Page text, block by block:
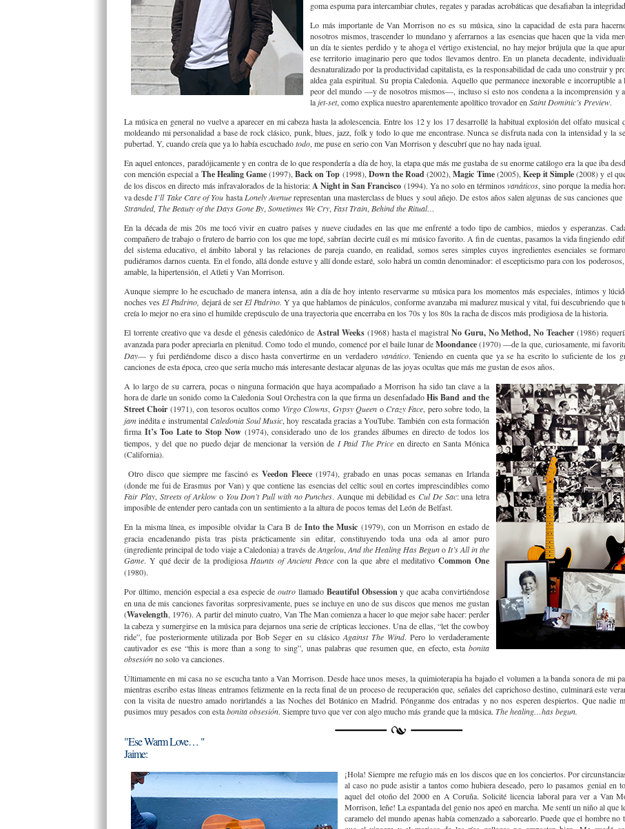
goma espuma para intercambiar chutes, regates y paradas acrobáticas que desafiaban la
Lo más importante de Van Morrison no es su música, sino la capacidad de esta para
nosotros mismos, trascender lo mundano y aferrarnos a las esencias que hacen que la vida
un día te sientes perdido y te ahoga el vértigo existencial, no hay mejor brújula que la que
ese territorio imaginario pero que todos llevamos dentro. En un planeta decadente,
desnaturalizado por la productividad capitalista, es la responsabilidad de cada uno construir y
aldea gala espiritual. Su propia Caledonia. Aquello que permanece inexorable e incorruptible
peor del mundo —y de nosotros mismos—, incluso si esto nos condena a la incomprensión y
la jet-set, como explica nuestro aparentemente apolítico trovador en Saint Dominic’s Preview.
La música en general no vuelve a aparecer en mi cabeza hasta la adolescencia. Entre los 12 y los 17 desarrollé la habitual explosión del olfato musical
moldeando mi personalidad a base de rock clásico, punk, blues, jazz, folk y todo lo que me encontrase. Nunca se disfruta nada con la intensidad y la
pubertad. Y, cuando creía que ya lo había escuchadotodo, me puse en serio con Van Morrison y descubrí que no hay nada igual.
En aquel entonces, paradójicamente y en contra de lo que respondería a día de hoy, la etapa que más me gustaba de su enorme catálogo era la que iba
con mención especial a The Healing Game(1997),Back on Top (1998), Down the Road(2002),Magic Time(2005), Keep it Simple(2008) y el
de los discos en directo más infravalorados de la historia:A Night in San Francisco (1994). Ya no solo en términosvanáticos, sino porque la media
va desde I’ll Take Care of You hasta Lonely Avenuerepresentan una masterclass de blues y soul añejo. De estos años salen algunas de sus canciones
Stranded, The Beauty of the Days Gone By, Sometimes We Cry, Fast Train, Behind the Ritual…
En la década de mis 20s me tocó vivir en cuatro países y nueve ciudades en las que me enfrenté a todo tipo de cambios, miedos y esperanzas.
compañero de trabajo o frutero de barrio con los que me topé, sabrían decirte cuál es mi músico favorito. A fin de cuentas, pasamos la vida fingiendo
del sistema educativo, el ámbito laboral y las relaciones de pareja cuando, en realidad, somos seres simples cuyos ingredientes esenciales se
pudiéramos darnos cuenta. En el fondo, allá donde estuve y allí donde estaré, solo habrá un común denominador: el escepticismo para con los
amable, la hipertensión, el Atleti y Van Morrison.
Aunque siempre lo he escuchado de manera intensa, aún a día de hoy intento reservarme su música para los momentos más especiales, íntimos y
noches ves El Padrino, dejará de serEl Padrino. Y ya que hablamos de pináculos, conforme avanzaba mi madurez musical y vital, fui descubriendo que
creía lo mejor no era sino el humilde crepúsculo de una trayectoria que encerraba en los 70s y los 80s la racha de discos más prodigiosa de la historia.
El torrente creativo que va desde el génesis caledónico de Astral Weeks(1968) hasta el magistral No Guru, No Method, No Teacher(1986)
avanzada para poder apreciarla en plenitud. Como todo el mundo, comencé por el baile lunar deMoondance(1970) —de la que, curiosamente, mi
Day— y fui perdiéndome disco a disco hasta convertirme en un verdadero vanático. Teniendo en cuenta que ya se ha escrito lo suficiente de los
canciones de esta época, creo que sería mucho más interesante destacar algunas de las joyas ocultas que más me gustan de esos años.
A lo largo de su carrera, pocas o ninguna formación que haya acompañado a Morrison ha sido tan clave a la
hora de darle un sonido como la Caledonia Soul Orchestra con la que firma un desenfadadoHis Band and the
Street Choir (1971), con tesoros ocultos como Virgo Clowns, Gypsy Queen oCrazy Face, pero sobre todo, la
jaminédita e instrumentalCaledonia Soul Music, hoy rescatada gracias a YouTube. También con esta formación
firma It’s Too Late to Stop Now (1974), considerado uno de los grandes álbumes en directo de todos los
tiempos, y del que no puedo dejar de mencionar la versión de I Paid The Price en directo en Santa Mónica
(California).
Otro disco que siempre me fascinó es Veedon Fleece (1974), grabado en unas pocas semanas en Irlanda
(donde me fui de Erasmus por Van) y que contiene las esencias del celtic soul en cortes imprescindibles como
Fair Play, Streets of Arklow o You Don’t Pull with no Punches. Aunque mi debilidad es Cul De Sac: una letra
imposible de entender pero cantada con un sentimiento a la altura de pocos temas del León de Belfast.
En la misma línea, es imposible olvidar la Cara B de Into the Music (1979), con un Morrison en estado de
gracia encadenando pista tras pista prácticamente sin editar, constituyendo toda una oda al amor puro
(ingrediente principal de todo viaje a Caledonia) a través deAngelou, And the Healing Has Beguno It’s All in the
Game. Y qué decir de la prodigiosa Haunts of Ancient Peacecon la que abre el meditativoCommon One
(1980).
Por último, mención especial a esa especie de outrollamado Beautiful Obsession y que acaba convirtiéndose
en una de mis canciones favoritas sorpresivamente, pues se incluye en uno de sus discos que menos me gustan
(Wavelength, 1976). A partir del minuto cuatro, Van The Man comienza a hacer lo que mejor sabe hacer: perder
la cabeza y sumergirse en la música para dejarnos una serie de crípticas lecciones. Una de ellas, “let the cowboy
ride”, fue posteriormente utilizada por Bob Seger en su clásico Against The Wind. Pero lo verdaderamente
cautivador es ese “this is more than a song to sing”, unas palabras que resumen que, en efecto, esta bonita
obsesiónno solo va canciones.
Últimamente en mi casa no se escucha tanto a Van Morrison. Desde hace unos meses, la quimioterapia ha bajado el volumen a la banda sonora de mi
mientras escribo estas líneas entramos felizmente en la recta final de un proceso de recuperación que, señales del caprichoso destino, culminará este
con la visita de nuestro amado norirlandés a las Noches del Botánico en Madrid. Pónganme dos entradas y no nos esperen despiertos. Que nadie
pusimos muy pesados con estabonita obsesión. Siempre tuvo que ver con algo mucho más grande que la música. The healing…has begun.
"Ese Warm Love… "
Jaime:
¡Hola! Siempre me refugio más en los discos que en los conciertos. Por
al caso no pude asistir a tantos como hubiera deseado, pero lo pasamos genial en
aquel del otoño del 2000 en A Coruña. Solicité licencia laboral para ver a Van
Morrison, leñe! La espantada del genio nos apeó en marcha. Me sentí un niño al que
caramelo del mundo apenas había comenzado a saborearlo. Puede que el hombre no